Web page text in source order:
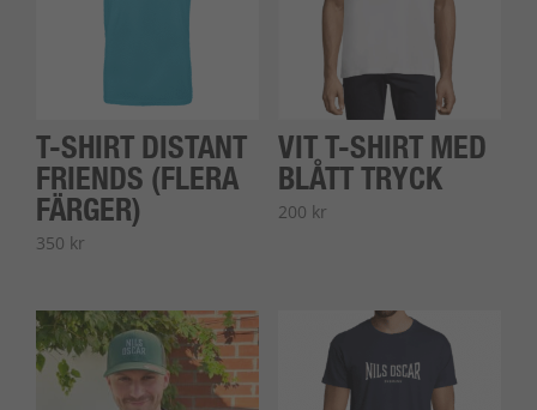
T-SHIRT DISTANT
FRIENDS (FLERA
FÄRGER)
350 kr
VIT T-SHIRT MED
BLÅTT TRYCK
200 kr